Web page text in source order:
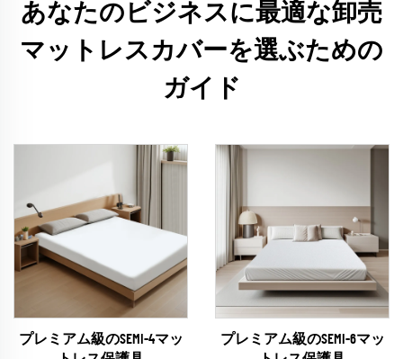
あなたのビジネスに最適な卸売
マットレスカバーを選ぶための
ガイド
プレミアム級のSEMI-4マッ
プレミアム級のSEMI-6マッ